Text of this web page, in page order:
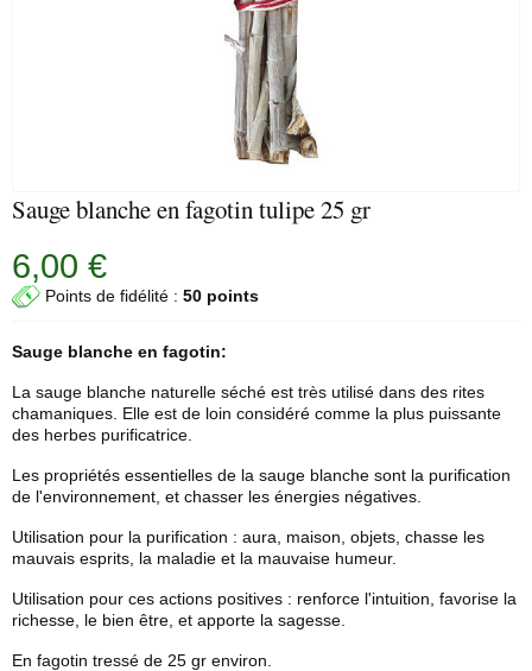
Sauge blanche en fagotin tulipe 25 gr
6,00 €
Points de fidélité : 50 points
Sauge blanche en fagotin:
La sauge blanche naturelle séché est très utilisé dans des rites
chamaniques. Elle est de loin considéré comme la plus puissante
des herbes purificatrice.
Les propriétés essentielles de la sauge blanche sont la purification
de l'environnement, et chasser les énergies négatives.
Utilisation pour la purification : aura, maison, objets, chasse les
mauvais esprits, la maladie et la mauvaise humeur.
Utilisation pour ces actions positives : renforce l'intuition, favorise la
richesse, le bien être, et apporte la sagesse.
En fagotin tressé de 25 gr environ.